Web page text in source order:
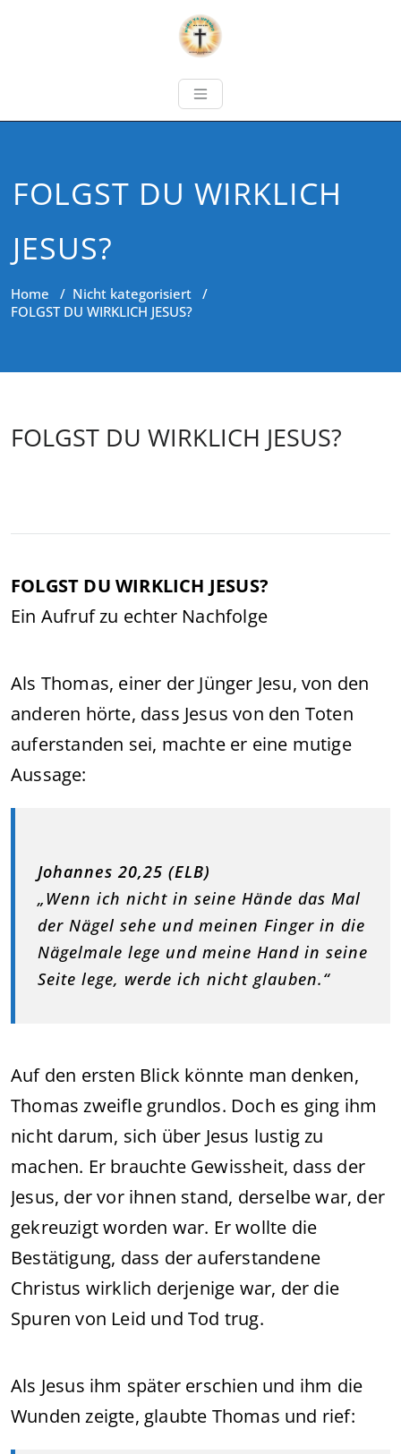
FOLGST DU WIRKLICH
JESUS?
Home / Nicht kategorisiert /
FOLGST DU WIRKLICH JESUS?
FOLGST DU WIRKLICH JESUS?
FOLGST DU WIRKLICH JESUS?
Ein Aufruf zu echter Nachfolge
Als Thomas, einer der Jünger Jesu, von den
anderen hörte, dass Jesus von den Toten
auferstanden sei, machte er eine mutige
Aussage:
Johannes 20,25 (ELB)
„Wenn ich nicht in seine Hände das Mal
der Nägel sehe und meinen Finger in die
Nägelmale lege und meine Hand in seine
Seite lege, werde ich nicht glauben.“
Auf den ersten Blick könnte man denken,
Thomas zweifle grundlos. Doch es ging ihm
nicht darum, sich über Jesus lustig zu
machen. Er brauchte Gewissheit, dass der
Jesus, der vor ihnen stand, derselbe war, der
gekreuzigt worden war. Er wollte die
Bestätigung, dass der auferstandene
Christus wirklich derjenige war, der die
Spuren von Leid und Tod trug.
Als Jesus ihm später erschien und ihm die
Wunden zeigte, glaubte Thomas und rief: